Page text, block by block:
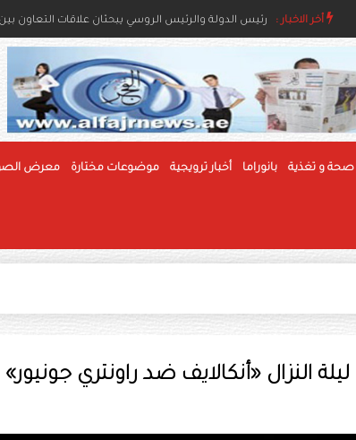
أخر الاخبار :
رئيس الدولة ونائباه يعزون خادم الحرمين بوفاة والدة
صحة و تغذية بانوراما أخبار ترويجية موضوعات مختارة معرض
النزال «أنكالايف ضد راونتري جونيور»